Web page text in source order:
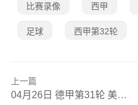
比赛录像 西甲
足球 西甲第32轮
上一篇
04月26日 德甲第31轮 美因茨vs拜仁慕尼黑 全场录像